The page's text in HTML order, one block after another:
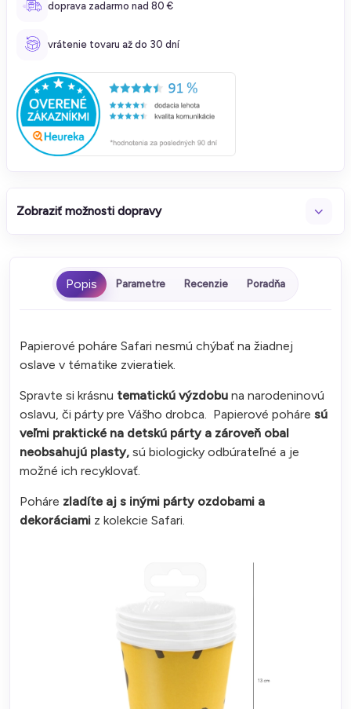
doprava zadarmo nad 80 €
vrátenie tovaru až do 30 dní
Zobraziť možnosti dopravy
Parametre Recenzie Poradňa
Papierové poháre Safari nesmú chýbať na žiadnej
oslave v tématike zvieratiek.
Spravte si krásnu tematickú výzdobu na narodeninovú
oslavu, či párty pre Vášho drobca. Papierové poháre sú
veľmi praktické na detskú párty a zároveň obal
neobsahujú plasty, sú biologicky odbúrateľné a je
možné ich recyklovať.
Poháre zladíte aj s inými párty ozdobami a
dekoráciami z kolekcie Safari.